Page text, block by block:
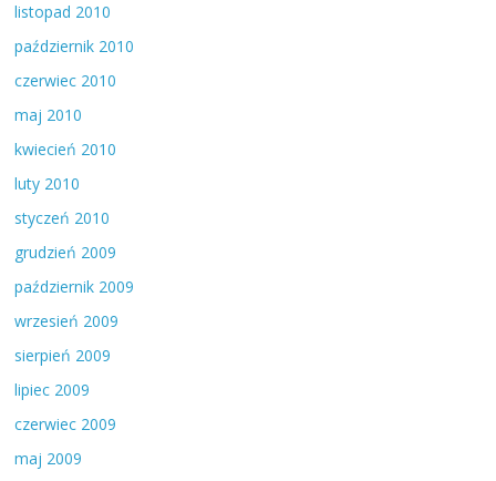
listopad 2010
październik 2010
czerwiec 2010
maj 2010
kwiecień 2010
luty 2010
styczeń 2010
grudzień 2009
październik 2009
wrzesień 2009
sierpień 2009
lipiec 2009
czerwiec 2009
maj 2009